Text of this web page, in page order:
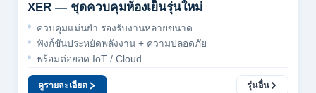
XER — ชุดควบคุมห้องเย็นรุ่นใหม่
ควบคุมแม่นยำ รองรับงานหลายขนาด
ฟังก์ชันประหยัดพลังงาน + ความปลอดภัย
พร้อมต่อยอด IoT / Cloud
ดูรายละเอียด รุ่นอื่น